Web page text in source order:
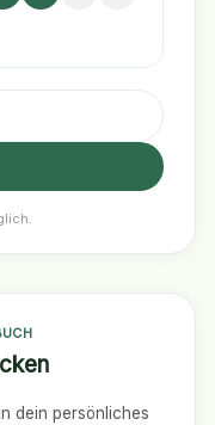
dein persönliches